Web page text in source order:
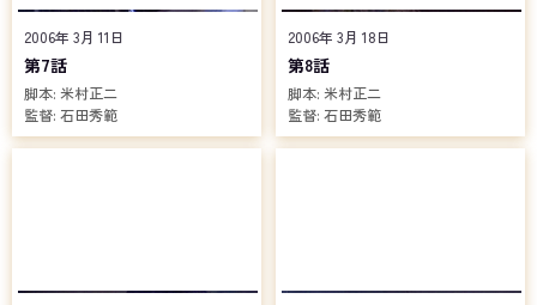
2006年 3月 11日
第7話
脚本: 米村正二
監督: 石田秀範
2006年 3月 18日
第8話
脚本: 米村正二
監督: 石田秀範